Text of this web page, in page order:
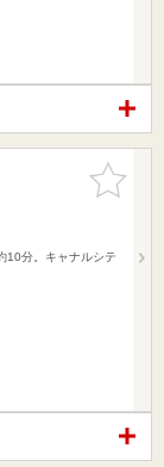
お気に入
りに追加
10分。キャナルシテ